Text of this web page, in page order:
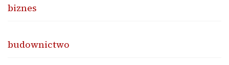
biznes
budownictwo